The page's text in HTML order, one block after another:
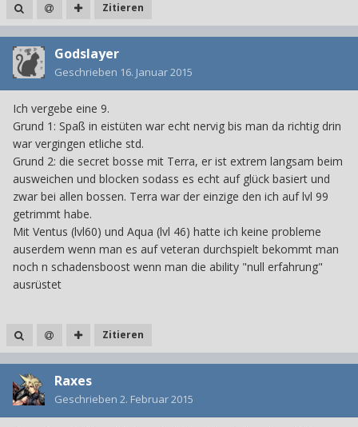
Zitieren
Godslayer
Geschrieben 16. Januar 2015
Ich vergebe eine 9.
Grund 1: Spaß in eistüten war echt nervig bis man da richtig drin
war vergingen etliche std.
Grund 2: die secret bosse mit Terra, er ist extrem langsam beim
ausweichen und blocken sodass es echt auf glück basiert und
zwar bei allen bossen. Terra war der einzige den ich auf lvl 99
getrimmt habe.
Mit Ventus (lvl60) und Aqua (lvl 46) hatte ich keine probleme
auserdem wenn man es auf veteran durchspielt bekommt man
noch n schadensboost wenn man die ability "null erfahrung"
ausrüstet
Zitieren
Raxes
Geschrieben 2. Februar 2015